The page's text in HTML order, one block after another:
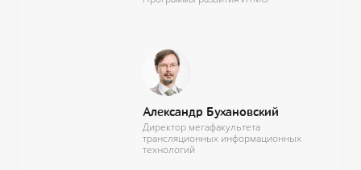
Александр Бухановский
Директор мегафакультета
трансляционных информационных
технологий